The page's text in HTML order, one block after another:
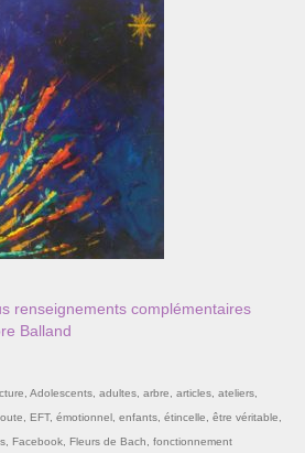
renseignements complémentaires
Balland
Adolescents adultes arbre articles ateliers
EFT, émotionnel enfants étincelle être véritable
Facebook Fleurs de Bach
fonctionnement